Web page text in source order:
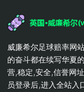
威廉希尔足球赔率网
的奋斗都在续写华夏
营,稳定,安全,信誉网
员登录后,进入全站入